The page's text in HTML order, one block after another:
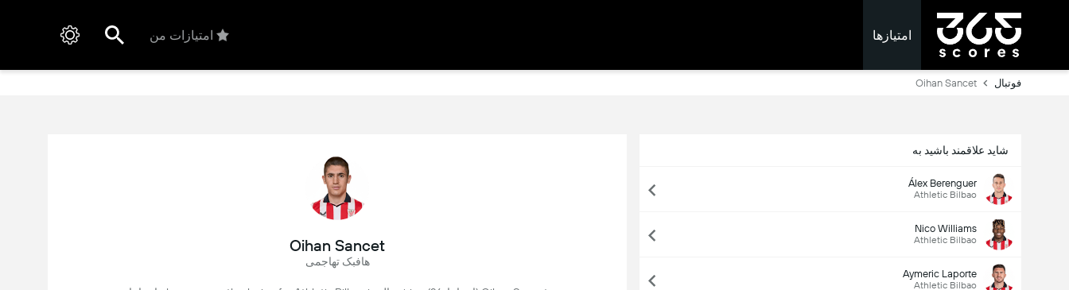
امتیازها امتیازات من
فوتبال Oihan Sancet
شاید علاقمند باشید به
Álex Berenguer
Athletic Bilbao
Nico Williams
Athletic Bilbao
Aymeric Laporte
Athletic Bilbao
Oihan Sancet
هافبک تهاجمی